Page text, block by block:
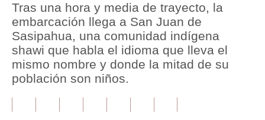
Política
Tu Dinero
Finanzas Personales
Tras una hora y media de trayecto, la
embarcación llega a San Juan de
Sasipahua, una comunidad indígena
shawi que habla el idioma que lleva el
mismo nombre y donde la mitad de su
población son niños.